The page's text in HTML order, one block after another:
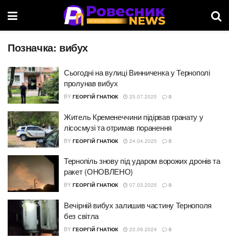
Позначка: вибух
Сьогодні на вулиці Винниченка у Тернополі
пролунав вибух
BY ГЕОРГІЙ ГНАТЮК 25.07.2025 0
Житель Кременеччини підірвав гранату у
лісосмузі та oтpимав пopанення
BY ГЕОРГІЙ ГНАТЮК 24.04.2025 0
Тернопіль знову під ударом ворожих дронів та
ракет (ОНОВЛЕНО)
BY ГЕОРГІЙ ГНАТЮК 07.03.2025 0
Вечірній вибух залишив частину Тернополя
без світла
BY ГЕОРГІЙ ГНАТЮК 23.09.2024 0